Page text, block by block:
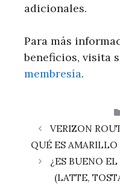
‌adicionales.
Para más
beneficios, visita
membresía.
VERIZON
QUÉ ES AMARILLO
¿ES BUENO
(LATTE,